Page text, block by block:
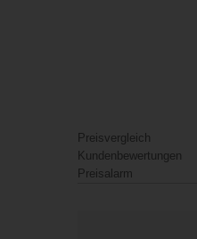
Preisvergleich
Kundenbewertungen
Preisalarm